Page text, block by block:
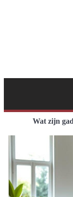
Wat zijn